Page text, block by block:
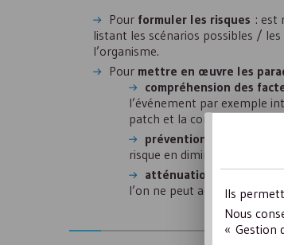
Pour formuler les risques : est
listant les scénarios possibles / les
l’organisme.
Pour mettre en œuvre les
compréhension des
l’événement par exemple
patch et la conséquence
prévention
: réduire la
risque en diminuant ou
atténuation
: diminuer
l’on ne peut agir sur le
Ils
Nous
« Gestion